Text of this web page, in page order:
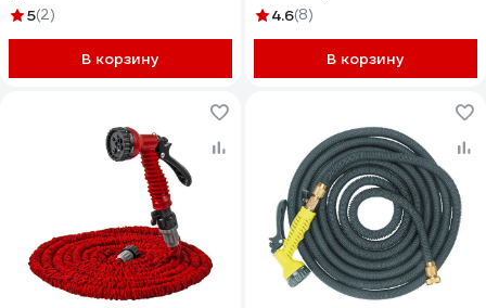
5(2)
В корзину
наконечником для шланга
4.6(8)
В корзину